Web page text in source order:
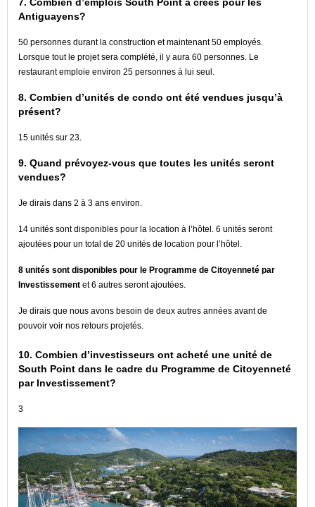
Antiguayens?
50 personnes durant la construction et maintenant 50 employés.
Lorsque tout le projet sera complété, il y aura 60 personnes. Le
restaurant emploie environ 25 personnes à lui seul.
8. Combien d’unités de condo ont été vendues jusqu’à
présent?
15 unités sur 23.
9. Quand prévoyez-vous que toutes les unités seront
vendues?
Je dirais dans 2 à 3 ans environ.
14 unités sont disponibles pour la location à l’hôtel. 6 unités seront
ajoutées pour un total de 20 unités de location pour l’hôtel.
8 unités sont disponibles pour le Programme de Citoyenneté par
Investissement et 6 autres seront ajoutées.
Je dirais que nous avons besoin de deux autres années avant de
pouvoir voir nos retours projetés.
10. Combien d’investisseurs ont acheté une unité de
South Point dans le cadre du Programme de Citoyenneté
par Investissement?
3